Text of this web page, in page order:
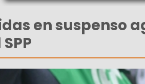
en suspenso